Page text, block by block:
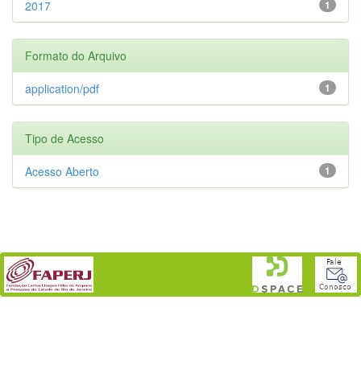
1
2017
Formato do Arquivo
1
application/pdf
Tipo de Acesso
1
Acesso Aberto